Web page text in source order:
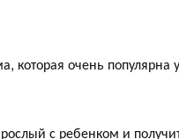
которая очень популярна
с ребенком и